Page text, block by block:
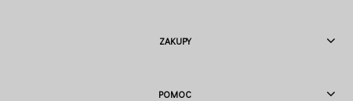
ZAKUPY
POMOC